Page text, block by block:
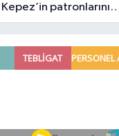
Kepez’in patronlarını
açıkladı